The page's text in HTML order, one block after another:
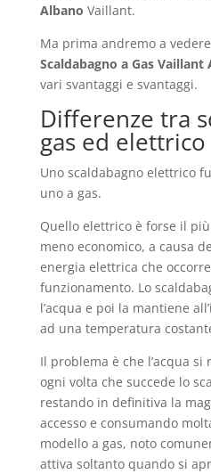
Albano Vaillant.
Ma prima andremo a
Scaldabagno a Gas Vaillant
vari svantaggi e svantaggi.
Differenze tra
gas ed elettrico
Uno scaldabagno elettrico
uno a gas.
Quello elettrico è forse il
meno economico, a causa
energia elettrica che
funzionamento. Lo
l’acqua e poi la mantiene
ad una temperatura
Il problema è che l’acqua
ogni volta che succede lo
restando in definitiva la
accesso e consumando
modello a gas, noto
attiva soltanto quando si